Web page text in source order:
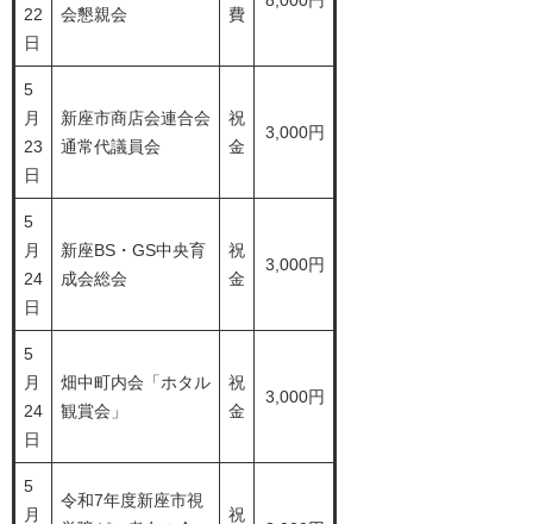
22
日
会懇親会
費
5
月
23
日
新座市商店会連合会
通常代議員会
祝
金
3,000円
5
月
24
日
新座BS・GS中央育
成会総会
祝
金
3,000円
5
月
24
日
畑中町内会「ホタル
観賞会」
祝
金
3,000円
5
月
令和7年度新座市視
祝